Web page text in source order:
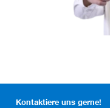
Kontaktiere uns gerne!